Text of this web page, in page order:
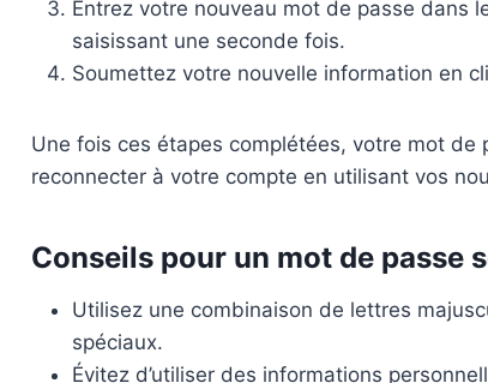
Entrez votre nouveau mot de passe dans
saisissant une seconde fois.
Soumettez votre nouvelle information en
Une fois ces étapes complétées, votre mot de
reconnecter à votre compte en utilisant vos
Conseils pour un mot de passe
Utilisez une combinaison de lettres
spéciaux.
Évitez d’utiliser des informations